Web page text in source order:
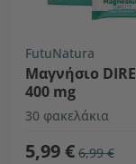
FutuNatura
Μαγνήσιο
400 mg
30 φακελάκια
5,99 € 6,99 €